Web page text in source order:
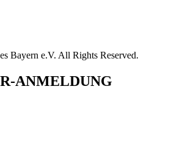
Bayern e.V. All Rights Reserved.
ANMELDUNG